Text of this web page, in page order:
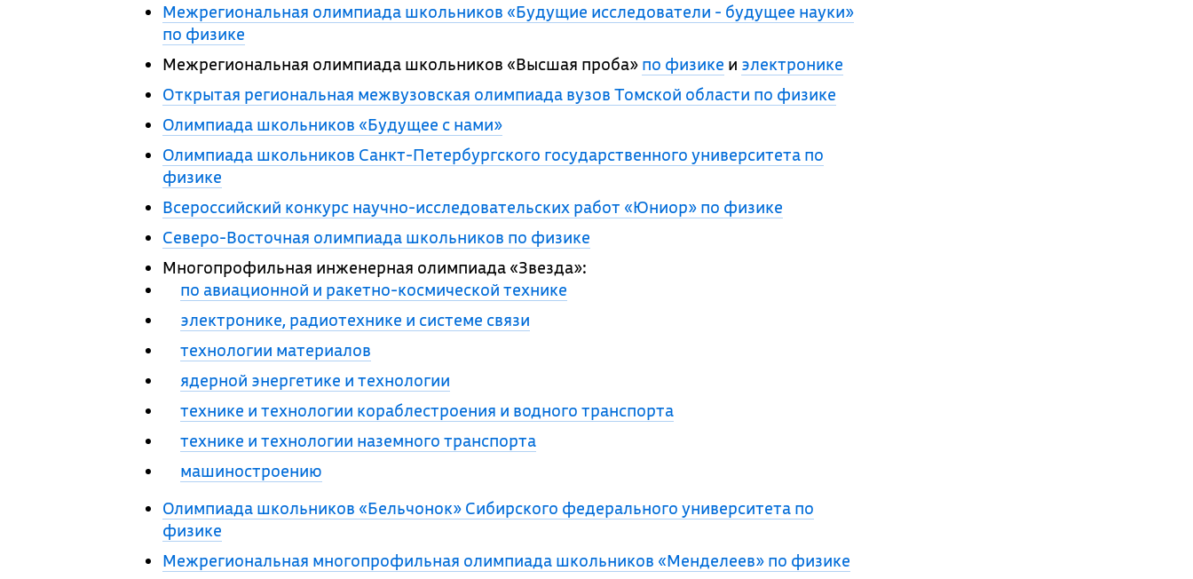
Межрегиональная олимпиада школьников «Будущие исследователи - будущее науки»
по физике
Межрегиональная олимпиада школьников «Высшая проба» по физике и электронике
Открытая региональная межвузовская олимпиада вузов Томской области по физике
Олимпиада школьников «Будущее с нами»
Олимпиада школьников Санкт-Петербургского государственного университета по
физике
Всероссийский конкурс научно-исследовательских работ «Юниор» по физике
Северо-Восточная олимпиада школьников по физике
Многопрофильная инженерная олимпиада «Звезда»:
по авиационной и ракетно-космической технике
электронике, радиотехнике и системе связи
технологии материалов
ядерной энергетике и технологии
технике и технологии кораблестроения и водного транспорта
технике и технологии наземного транспорта
машиностроению
Олимпиада школьников «Бельчонок» Сибирского федерального университета по
физике
Межрегиональная многопрофильная олимпиада школьников «Менделеев» по физике